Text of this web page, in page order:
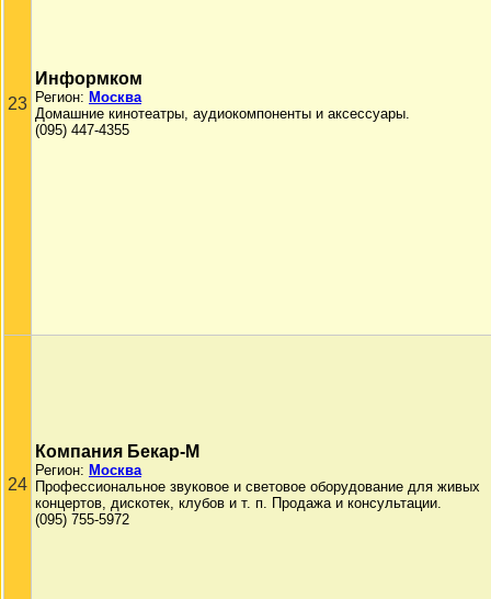
23
Информком
Регион: Москва
Домашние кинотеатры, аудиокомпоненты и аксессуары.
(095) 447-4355
24
Компания Бекар-М
Регион: Москва
Профессиональное звуковое и световое оборудование для живых
концертов, дискотек, клубов и т. п. Продажа и консультации.
(095) 755-5972